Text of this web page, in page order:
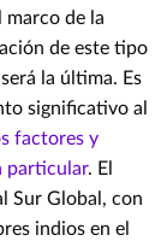
marco de la
de este tipo
la última. Es
significativo al
factores y
particular. El
Sur Global, con
indios en el